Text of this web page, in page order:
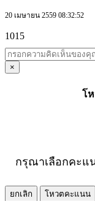
20 เมษายน 2559 08:32:52
1015
×
โ
กรุณาเลือกคะแ
ยกเลิก
โหวตคะแนน